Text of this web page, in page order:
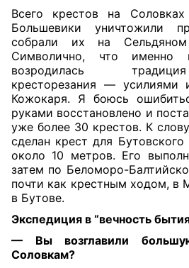
Всего крестов на
Большевики уничтожили
собрали их на
Символично, что
возродилась
кресторезания — усилиями
Кожокаря. Я боюсь
руками восстановлено и
уже более 30 крестов. К
сделан крест для
около 10 метров. Его
затем по Беломоро-
почти как крестным ходом, в
в Бутове.
Экспедиция в “вечность
— Вы возглавили
Соловкам?